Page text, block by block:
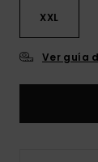
XXL
Ver guía